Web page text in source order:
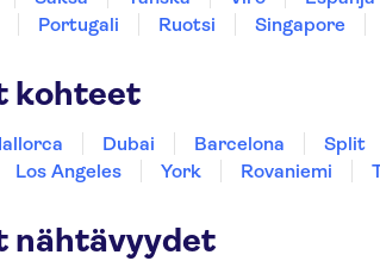
Portugali Ruotsi Singapore
kohteet
Dubai Barcelona Split
Los Angeles York Rovaniemi
nähtävyydet